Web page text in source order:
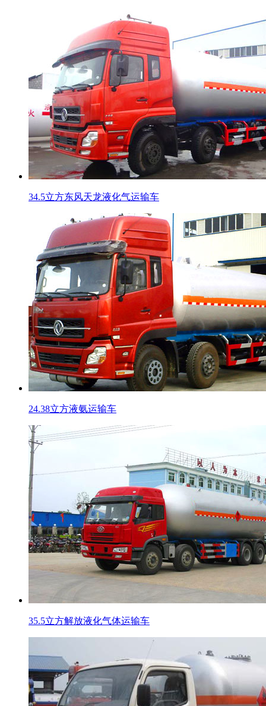
34.5立方东风天龙液化气运输车
24.38立方液氨运输车
35.5立方解放液化气体运输车